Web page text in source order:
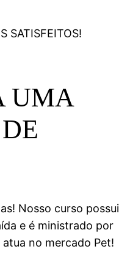
SATISFEITOS!
UMA
Nosso curso possui
e é ministrado por
no mercado Pet!